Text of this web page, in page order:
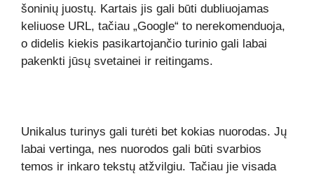
šoninių juostų. Kartais jis gali būti dubliuojamas
keliuose URL, tačiau „Google“ to nerekomenduoja,
o didelis kiekis pasikartojančio turinio gali labai
pakenkti jūsų svetainei ir reitingams.
Unikalus turinys gali turėti bet kokias nuorodas. Jų
labai vertinga, nes nuorodos gali būti svarbios
temos ir inkaro tekstų atžvilgiu. Tačiau jie visada